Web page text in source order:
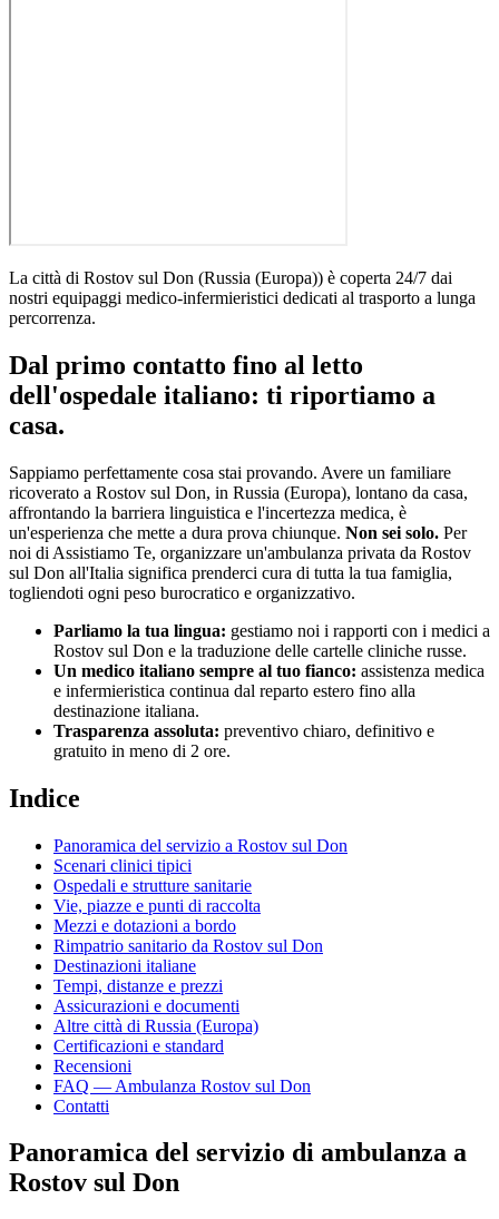
La città di Rostov sul Don (Russia (Europa)) è coperta 24/7 dai
nostri equipaggi medico-infermieristici dedicati al trasporto a lunga
percorrenza.
Dal primo contatto fino al letto
dell'ospedale italiano: ti riportiamo a
casa.
Sappiamo perfettamente cosa stai provando. Avere un familiare
ricoverato a Rostov sul Don, in Russia (Europa), lontano da casa,
affrontando la barriera linguistica e l'incertezza medica, è
un'esperienza che mette a dura prova chiunque. Non sei solo. Per
noi di Assistiamo Te, organizzare un'ambulanza privata da Rostov
sul Don all'Italia significa prenderci cura di tutta la tua famiglia,
togliendoti ogni peso burocratico e organizzativo.
Parliamo la tua lingua: gestiamo noi i rapporti con i medici a
Rostov sul Don e la traduzione delle cartelle cliniche russe.
Un medico italiano sempre al tuo fianco: assistenza medica
e infermieristica continua dal reparto estero fino alla
destinazione italiana.
Trasparenza assoluta: preventivo chiaro, definitivo e
gratuito in meno di 2 ore.
Indice
Panoramica del servizio a Rostov sul Don
Scenari clinici tipici
Ospedali e strutture sanitarie
Vie, piazze e punti di raccolta
Mezzi e dotazioni a bordo
Rimpatrio sanitario da Rostov sul Don
Destinazioni italiane
Tempi, distanze e prezzi
Assicurazioni e documenti
Altre città di Russia (Europa)
Certificazioni e standard
Recensioni
FAQ — Ambulanza Rostov sul Don
Contatti
Panoramica del servizio di ambulanza a
Rostov sul Don